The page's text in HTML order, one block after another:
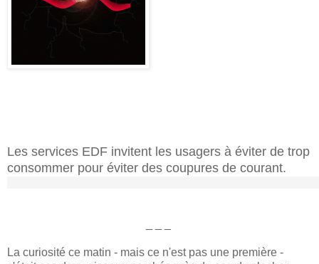
Les services EDF invitent les usagers à éviter de trop
consommer pour éviter des coupures de courant.
La curiosité ce matin - mais ce n'est pas une première -